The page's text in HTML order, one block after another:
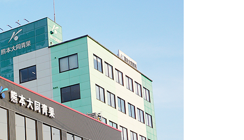
洲お取り寄せ